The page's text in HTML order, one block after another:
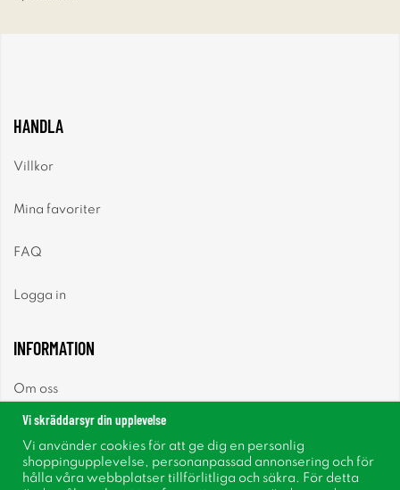
HANDLA
Villkor
Mina favoriter
FAQ
Logga in
INFORMATION
Om oss
Nyhetsbrev
Vi skräddarsyr din upplevelse
Vi använder cookies för att ge dig en personlig
shoppingupplevelse, personanpassad annonsering och för
hålla våra webbplatser tillförlitliga och säkra. För detta